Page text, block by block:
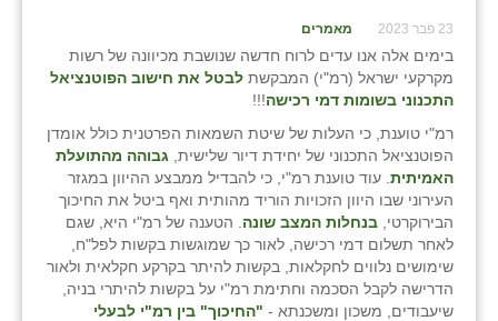
23 פבר 2023 מאמרים
בימים אלה אנו עדים לרוח חדשה שנושבת מכיוונה של רשות
מקרקעי ישראל (רמ"י) המבקשת לבטל את חישוב הפוטנציאל
התכנוני בשומות דמי רכישה!!!
רמ"י טוענת, כי העלות של שיטת השמאות הפרטנית כולל אומדן
הפוטנציאל התכנוני של יחידת דיור שלישית, גבוהה מהתועלת
האמיתית . עוד טוענת רמ"י, כי להבדיל ממבצע ההיוון במגזר
העירוני שבו היוון הזכויות הוריד מהותית ואף ביטל את החיכוך
הבירוקרטי, בנחלות המצב שונה . הטענה של רמ"י היא, שגם
לאחר תשלום דמי רכישה, לאור כך שמוגשות בקשות לפל"ח,
שימושים נלווים לחקלאות, בקשות להיתר בקרקע חקלאית ולאור
הדרישה לקבל הסכמה וחתימת רמ"י על בקשות להיתרי בניה,
שיעבודים, משכון ומשכנתא - "החיכוך" בין רמ"י לבעלי
דקל
זוהר
חבצלת השרון
חמרה
חרב לאת
יבול (מורג)